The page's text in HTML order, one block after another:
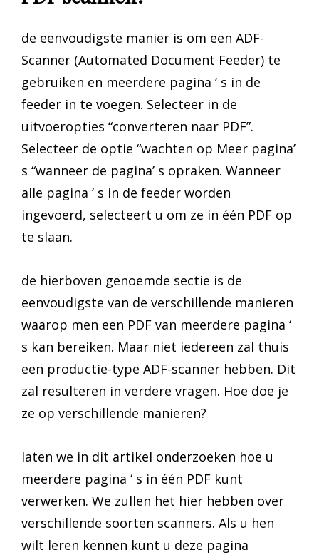
de eenvoudigste manier is om een ADF-
Scanner (Automated Document Feeder) te
gebruiken en meerdere pagina ‘ s in de
feeder in te voegen. Selecteer in de
uitvoeropties “converteren naar PDF”.
Selecteer de optie “wachten op Meer pagina’
s “wanneer de pagina’ s opraken. Wanneer
alle pagina ‘ s in de feeder worden
ingevoerd, selecteert u om ze in één PDF op
te slaan.
de hierboven genoemde sectie is de
eenvoudigste van de verschillende manieren
waarop men een PDF van meerdere pagina ‘
s kan bereiken. Maar niet iedereen zal thuis
een productie-type ADF-scanner hebben. Dit
zal resulteren in verdere vragen. Hoe doe je
ze op verschillende manieren?
laten we in dit artikel onderzoeken hoe u
meerdere pagina ‘ s in één PDF kunt
verwerken. We zullen het hier hebben over
verschillende soorten scanners. Als u hen
wilt leren kennen kunt u deze pagina